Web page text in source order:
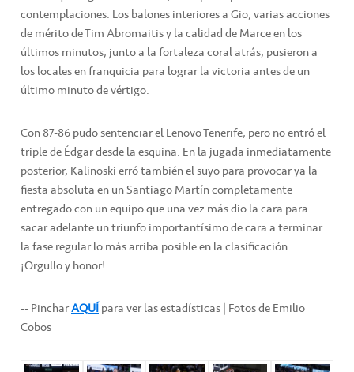
contemplaciones. Los balones interiores a Gio, varias acciones
de mérito de Tim Abromaitis y la calidad de Marce en los
últimos minutos, junto a la fortaleza coral atrás, pusieron a
los locales en franquicia para lograr la victoria antes de un
último minuto de vértigo.
Con 87-86 pudo sentenciar el Lenovo Tenerife, pero no entró el
triple de Édgar desde la esquina. En la jugada inmediatamente
posterior, Kalinoski erró también el suyo para provocar ya la
fiesta absoluta en un Santiago Martín completamente
entregado con un equipo que una vez más dio la cara para
sacar adelante un triunfo importantísimo de cara a terminar
la fase regular lo más arriba posible en la clasificación.
¡Orgullo y honor!
-- PincharAQUÍpara ver las estadísticas | Fotos de Emilio
Cobos